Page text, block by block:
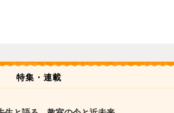
特集・連載